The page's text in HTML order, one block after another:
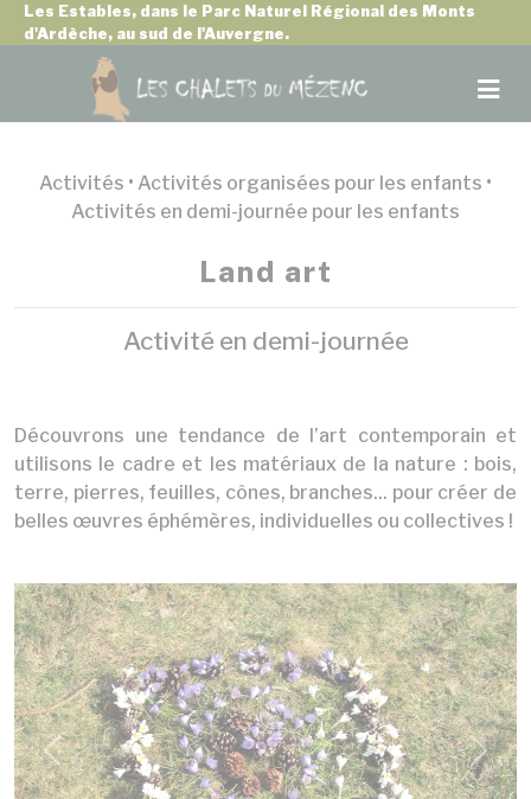
Les Estables, dans le Parc Naturel Régional des Monts
d'Ardèche, au sud de l'Auvergne.
Activités • Activités organisées pour les enfants •
Activités en demi-journée pour les enfants
Land art
Activité en demi-journée
Découvrons une tendance de l’art contemporain et
utilisons le cadre et les matériaux de la nature : bois,
terre, pierres, feuilles, cônes, branches... pour créer de
belles œuvres éphémères, individuelles ou collectives !
Previous Next
Panneau de gestion des cookies